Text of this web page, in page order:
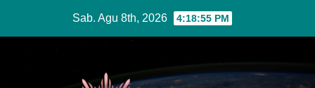
Sab. Agu 8th, 2026 4:18:57 PM